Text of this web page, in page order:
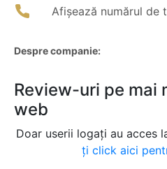
Afișează numărul de
Despre companie:
Review-uri pe mai
web
Doar userii logați au acces
ți click aici